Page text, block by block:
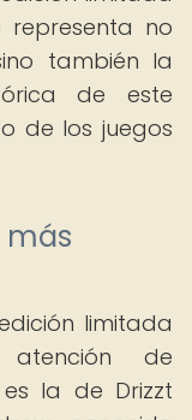
no
también la
de este
de los juegos
más
limitada
de
la de Drizzt